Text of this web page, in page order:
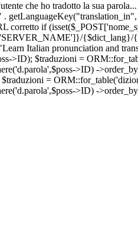
che ho tradotto la sua
corretto if
Italian pronunciation and
>ID); $traduzioni =
>ID) -
=
>ID) -